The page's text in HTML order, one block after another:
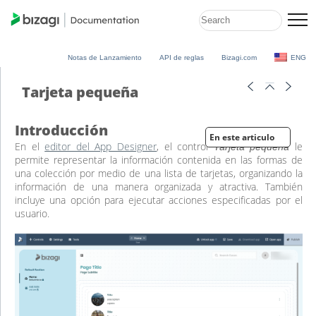
Notas de Lanzamiento API de reglas Bizagi.com ENG